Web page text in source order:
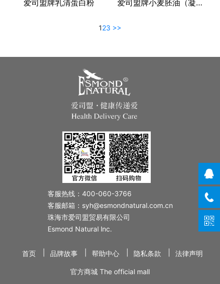
爱司盟牌乳清蛋白粉 爱司盟牌小麦胚油（凝胶糖果）
123 >>
客服热线：400-060-3766
客服邮箱：syh@esmondnatural.com.cn
珠海市爱司盟贸易有限公司
Esmond Natural lnc.
首页 品牌故事 帮助中心 隐私条款 法律声明
官方商城 The official mall